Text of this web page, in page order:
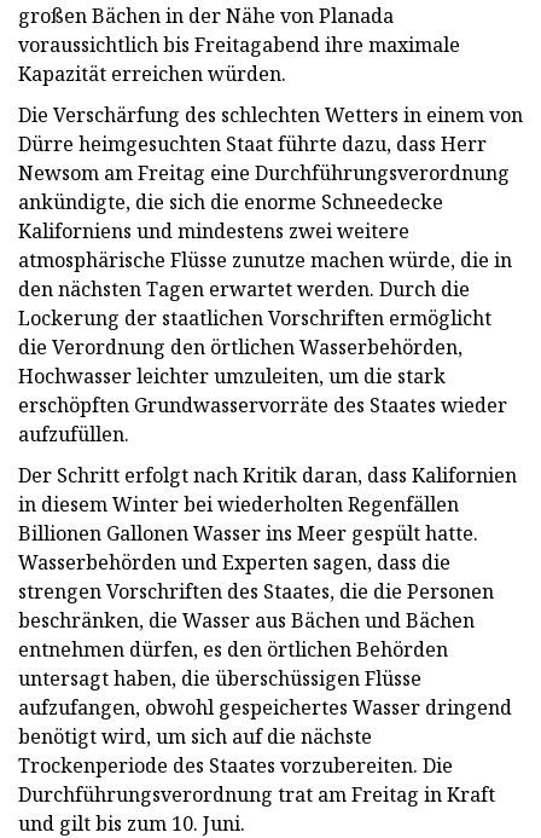
großen Bächen in der Nähe von Planada
voraussichtlich bis Freitagabend ihre maximale
Kapazität erreichen würden.
Die Verschärfung des schlechten Wetters in einem von
Dürre heimgesuchten Staat führte dazu, dass Herr
Newsom am Freitag eine Durchführungsverordnung
ankündigte, die sich die enorme Schneedecke
Kaliforniens und mindestens zwei weitere
atmosphärische Flüsse zunutze machen würde, die in
den nächsten Tagen erwartet werden. Durch die
Lockerung der staatlichen Vorschriften ermöglicht
die Verordnung den örtlichen Wasserbehörden,
Hochwasser leichter umzuleiten, um die stark
erschöpften Grundwasservorräte des Staates wieder
aufzufüllen.
Der Schritt erfolgt nach Kritik daran, dass Kalifornien
in diesem Winter bei wiederholten Regenfällen
Billionen Gallonen Wasser ins Meer gespült hatte.
Wasserbehörden und Experten sagen, dass die
strengen Vorschriften des Staates, die die Personen
beschränken, die Wasser aus Bächen und Bächen
entnehmen dürfen, es den örtlichen Behörden
untersagt haben, die überschüssigen Flüsse
aufzufangen, obwohl gespeichertes Wasser dringend
benötigt wird, um sich auf die nächste
Trockenperiode des Staates vorzubereiten. Die
Durchführungsverordnung trat am Freitag in Kraft
und gilt bis zum 10. Juni.